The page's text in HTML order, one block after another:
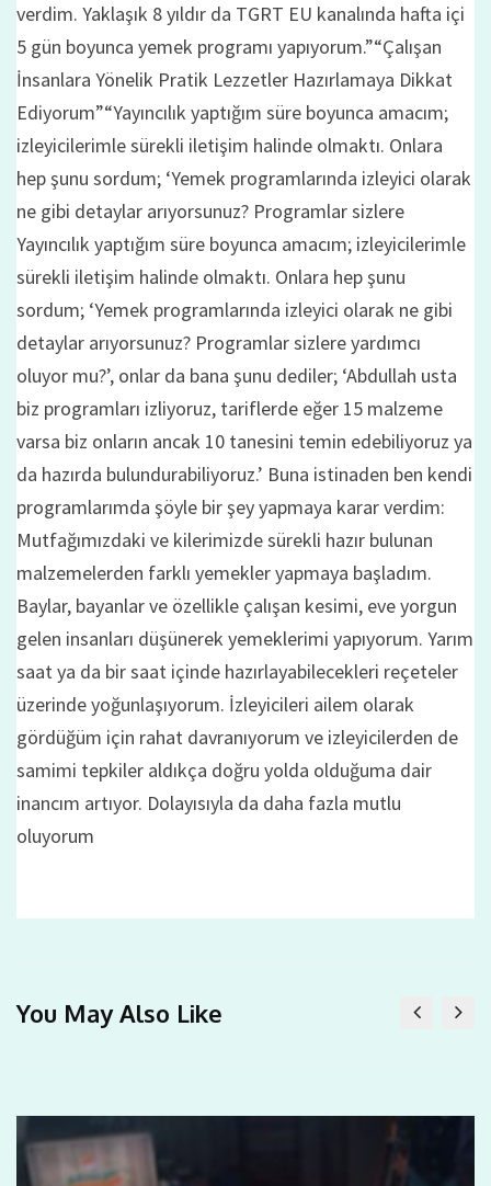
verdim. Yaklaşık 8 yıldır da TGRT EU kanalında hafta içi
5 gün boyunca yemek programı yapıyorum.”“Çalışan
İnsanlara Yönelik Pratik Lezzetler Hazırlamaya Dikkat
Ediyorum”“Yayıncılık yaptığım süre boyunca amacım;
izleyicilerimle sürekli iletişim halinde olmaktı. Onlara
hep şunu sordum; ‘Yemek programlarında izleyici olarak
ne gibi detaylar arıyorsunuz? Programlar sizlere
Yayıncılık yaptığım süre boyunca amacım; izleyicilerimle
sürekli iletişim halinde olmaktı. Onlara hep şunu
sordum; ‘Yemek programlarında izleyici olarak ne gibi
detaylar arıyorsunuz? Programlar sizlere yardımcı
oluyor mu?’, onlar da bana şunu dediler; ‘Abdullah usta
biz programları izliyoruz, tariflerde eğer 15 malzeme
varsa biz onların ancak 10 tanesini temin edebiliyoruz ya
da hazırda bulundurabiliyoruz.’ Buna istinaden ben kendi
programlarımda şöyle bir şey yapmaya karar verdim:
Mutfağımızdaki ve kilerimizde sürekli hazır bulunan
malzemelerden farklı yemekler yapmaya başladım.
Baylar, bayanlar ve özellikle çalışan kesimi, eve yorgun
gelen insanları düşünerek yemeklerimi yapıyorum. Yarım
saat ya da bir saat içinde hazırlayabilecekleri reçeteler
üzerinde yoğunlaşıyorum. İzleyicileri ailem olarak
gördüğüm için rahat davranıyorum ve izleyicilerden de
samimi tepkiler aldıkça doğru yolda olduğuma dair
inancım artıyor. Dolayısıyla da daha fazla mutlu
oluyorum
You May Also Like